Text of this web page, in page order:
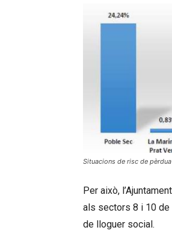
Situacions de risc de
Per això,
als sectors 8 i 10 de
de lloguer social.